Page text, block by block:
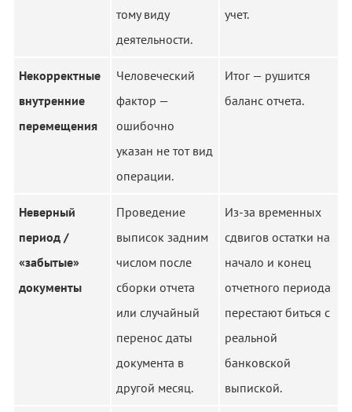
тому виду
деятельности.
учет.
Некорректные
внутренние
перемещения
Человеческий
фактор —
ошибочно
указан не тот вид
операции.
Итог — рушится
баланс отчета.
Неверный
период /
«забытые»
документы
Проведение
выписок задним
числом после
сборки отчета
или случайный
перенос даты
документа в
другой месяц.
Из-за временных
сдвигов остатки на
начало и конец
отчетного периода
перестают биться с
реальной
банковской
выпиской.